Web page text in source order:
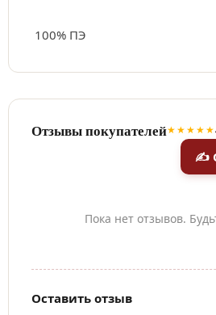
100% ПЭ
Отзывы покупателей★★★★★
✍
Пока нет отзывов.
Оставить отзыв